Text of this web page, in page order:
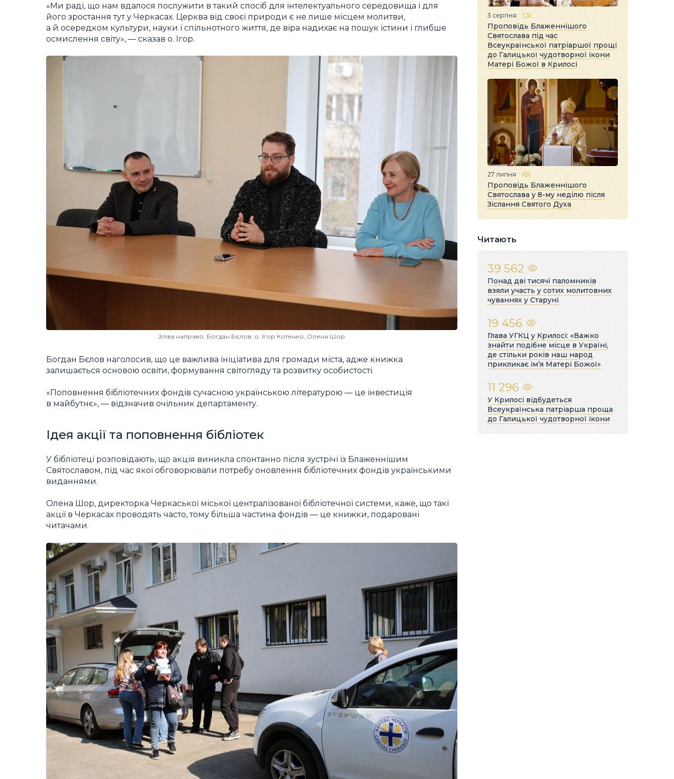
«Ми раді, що нам вдалося послужити в такий спосіб для інтелектуального середовища і для
його зростання тут у Черкасах. Церква від своєї природи є не лише місцем молитви,
а й осередком культури, науки і спільнотного життя, де віра надихає на пошук істини і глибше
осмислення світу», — сказав о. Ігор.
Зліва направо: Богдан Бєлов, о. Ігор Котенко, Олена Шор
Богдан Бєлов наголосив, що це важлива ініціатива для громади міста, адже книжка
залишається основою освіти, формування світогляду та розвитку особистості.
«Поповнення бібліотечних фондів сучасною українською літературою — це інвестиція
в майбутнє», — відзначив очільник департаменту.
Ідея акції та поповнення бібліотек
У бібліотеці розповідають, що акція виникла спонтанно після зустрічі із Блаженнішим
Святославом, під час якої обговорювали потребу оновлення бібліотечних фондів українськими
виданнями.
Олена Шор, директорка Черкаської міської централізованої бібліотечної системи, каже, що такі
акції в Черкасах проводять часто, тому більша частина фондів — це книжки, подаровані
читачами.
3 серпня
Проповідь Блаженнішого
Святослава під час
Всеукраїнської патріаршої прощі
до Галицької чудотворної ікони
Матері Божої в Крилосі
27 липня
Проповідь Блаженнішого
Святослава у 8-му неділю після
Зіслання Святого Духа
Читають
39 562
Понад дві тисячі паломників
взяли участь у сотих молитовних
чуваннях у Старуні
19 456
Глава УГКЦ у Крилосі: «Важко
знайти подібне місце в Україні,
де стільки років наш народ
прикликає ім’я Матері Божої»
11 296
У Крилосі відбудеться
Всеукраїнська патріарша проща
до Галицької чудотворної ікони